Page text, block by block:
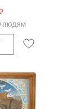
людям